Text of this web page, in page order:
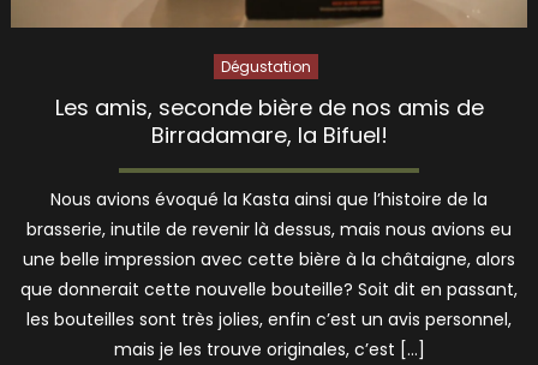
Dégustation
Les amis, seconde bière de nos amis de
Birradamare, la Bifuel!
Nous avions évoqué la Kasta ainsi que l’histoire de la
brasserie, inutile de revenir là dessus, mais nous avions eu
une belle impression avec cette bière à la châtaigne, alors
que donnerait cette nouvelle bouteille? Soit dit en passant,
les bouteilles sont très jolies, enfin c’est un avis personnel,
mais je les trouve originales, c’est […]